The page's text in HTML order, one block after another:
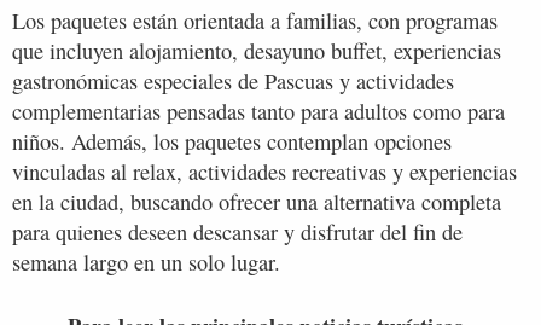
Los paquetes están orientada a familias, con programas
que incluyen alojamiento, desayuno buffet, experiencias
gastronómicas especiales de Pascuas y actividades
complementarias pensadas tanto para adultos como para
niños. Además, los paquetes contemplan opciones
vinculadas al relax, actividades recreativas y experiencias
en la ciudad, buscando ofrecer una alternativa completa
para quienes deseen descansar y disfrutar del fin de
semana largo en un solo lugar.